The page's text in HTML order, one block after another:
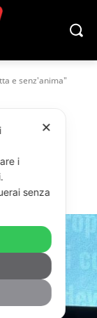
e senz'anima"
✕
i
senza